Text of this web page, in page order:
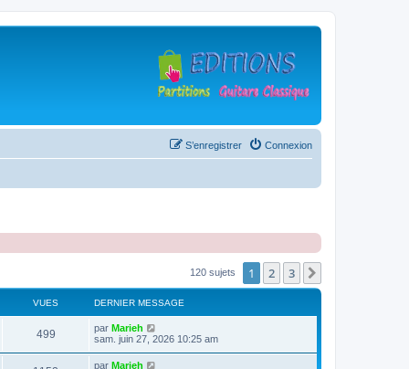
Connexion
S’enregistrer
120 sujets 1 2 3
VUES DERNIER MESSAGE
499V
u
D
e
par Marieh
sam. juin 27, 2026 10:25 am
D
par Marieh